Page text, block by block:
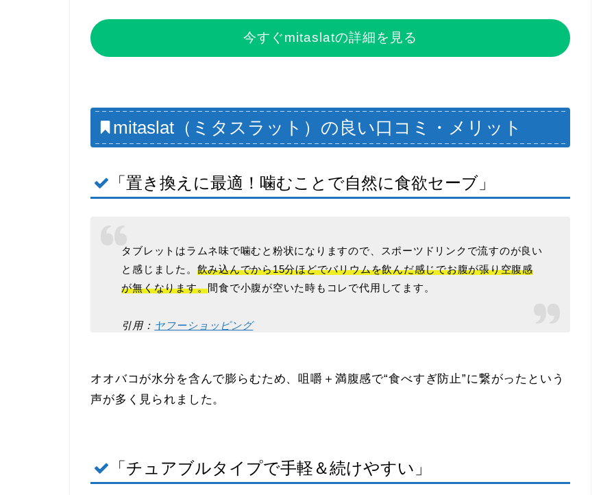
今すぐmitaslatの詳細を見る
mitaslat（ミタスラット）の良い口コミ・メリット
「置き換えに最適！噛むことで自然に食欲セーブ」
タブレットはラムネ味で噛むと粉状になりますので、スポーツドリンクで流すのが良い
と感じました。 飲み込んでから15分ほどでバリウムを飲んだ感じでお腹が張り空腹感
が無くなります。間食で小腹が空いた時もコレで代用してます。
引用： ヤフーショッピング
オオバコが水分を含んで膨らむため、咀嚼＋満腹感で“食べすぎ防止”に繋がったという
声が多く見られました。
「チュアブルタイプで手軽＆続けやすい」